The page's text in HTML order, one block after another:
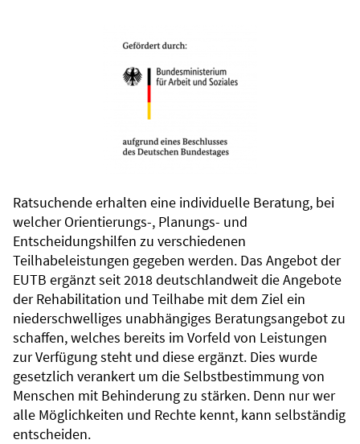
Ratsuchende erhalten eine individuelle Beratung, bei
welcher Orientierungs-, Planungs- und
Entscheidungshilfen zu verschiedenen
Teilhabeleistungen gegeben werden. Das Angebot der
EUTB ergänzt seit 2018 deutschlandweit die Angebote
der Rehabilitation und Teilhabe mit dem Ziel ein
niederschwelliges unabhängiges Beratungsangebot zu
schaffen, welches bereits im Vorfeld von Leistungen
zur Verfügung steht und diese ergänzt. Dies wurde
gesetzlich verankert um die Selbstbestimmung von
Menschen mit Behinderung zu stärken. Denn nur wer
alle Möglichkeiten und Rechte kennt, kann selbständig
entscheiden.